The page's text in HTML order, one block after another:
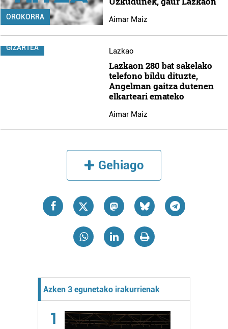
OROKORRA Aimar Maiz
GIZARTEA Lazkao
Lazkaon 280 bat sakelako
telefono bildu dituzte,
Angelman gaitza dutenen
elkarteari emateko
Aimar Maiz
Gehiago
Azken 3 egunetako irakurrienak
1